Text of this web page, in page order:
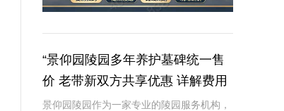
“景仰园陵园多年养护墓碑统一售
价 老带新双方共享优惠 详解费用
与福利政策”
景仰园陵园作为一家专业的陵园服务机构，